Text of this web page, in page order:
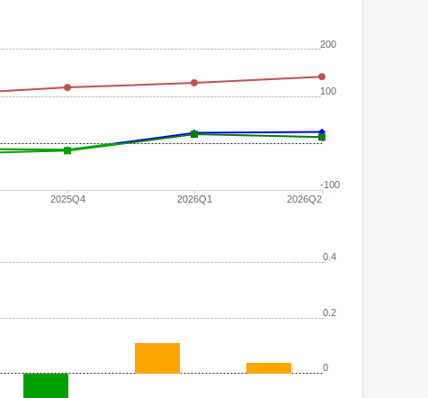
2025Q4 2026Q1 2026Q2
-100
0
100
200
0
0.2
0.4